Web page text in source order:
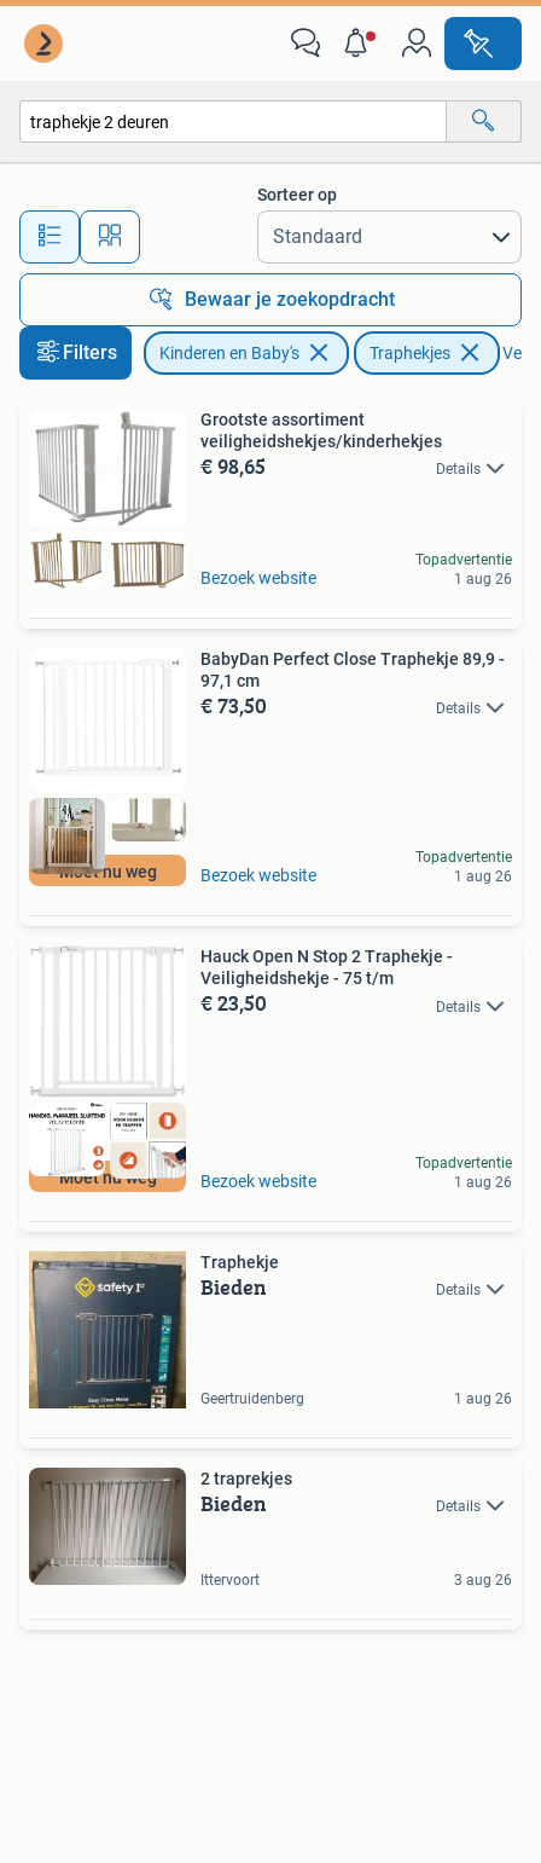
Alle afstanden…
Sorteer op
Bewaar je zoekopdracht
Filters Kinderen en Baby's Traphekjes
Grootste assortiment
veiligheidshekjes/kinderhekjes
€ 98,65 Details
Bezoek website
Topadvertentie
1 aug 26
Moet nu weg
BabyDan Perfect Close Traphekje 89,9 -
97,1 cm
€ 73,50 Details
Bezoek website
Topadvertentie
1 aug 26
Moet nu weg
Hauck Open N Stop 2 Traphekje -
Veiligheidshekje - 75 t/m
€ 23,50 Details
Bezoek website
Topadvertentie
1 aug 26
Traphekje
Bieden Details
Geertruidenberg 1 aug 26
2 traprekjes
Bieden Details
Ittervoort 3 aug 26